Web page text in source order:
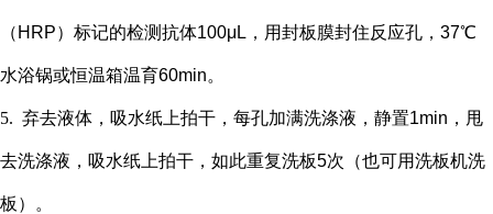
（ HRP）标记的检测抗体100μL，用封板膜封住反应孔，37℃
水浴锅或恒温箱温育60min。
5. 弃去液体，吸水纸上拍干，每孔加满洗涤液，静置1min，甩
去洗涤液，吸水纸上拍干，如此重复洗板5次（也可用洗板机洗
板）。